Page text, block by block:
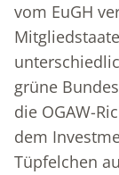
vom EuGH
grüne
die OGAW-
dem
Tüpfelchen